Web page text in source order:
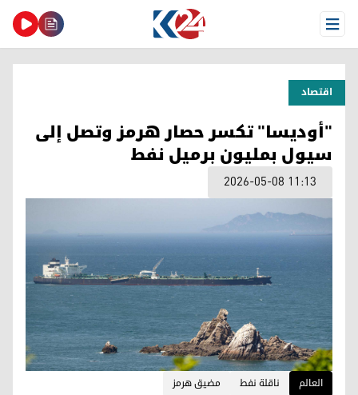
Open Menu
اقتصاد
"أوديسا" تكسر حصار هرمز وتصل إلى
سيول بمليون برميل نفط
2026-05-08 11:13
العالم ناقلة نفط مضيق هرمز